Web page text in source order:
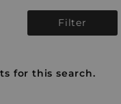
Filter
for this search.